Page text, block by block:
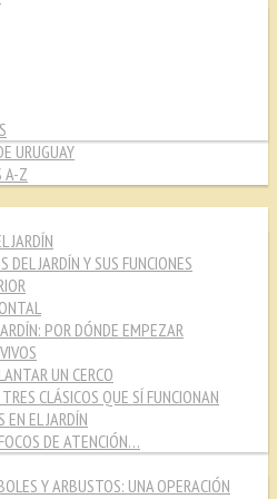
URUGUAY
A-Z
JARDÍN
DEL JARDÍN Y SUS FUNCIONES
POR DÓNDE EMPEZAR
UN CERCO
CLÁSICOS QUE SÍ FUNCIONAN
EN EL JARDÍN
DE ATENCIÓN…
Y ARBUSTOS: UNA OPERACIÓN